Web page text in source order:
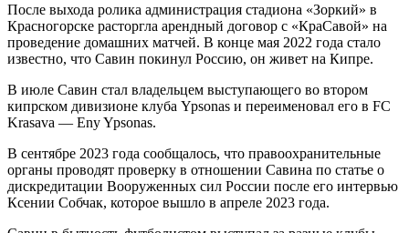
После выхода ролика администрация стадиона «Зоркий» в
Красногорске расторгла арендный договор с «КраСавой» на
проведение домашних матчей. В конце мая 2022 года стало
известно, что Савин покинул Россию, он живет на Кипре.
В июле Савин стал владельцем выступающего во втором
кипрском дивизионе клуба Ypsonas и переименовал его в FC
Krasava — Eny Ypsonas.
В сентябре 2023 года сообщалось, что правоохранительные
органы проводят проверку в отношении Савина по статье о
дискредитации Вооруженных сил России после его интервью
Ксении Собчак, которое вышло в апреле 2023 года.